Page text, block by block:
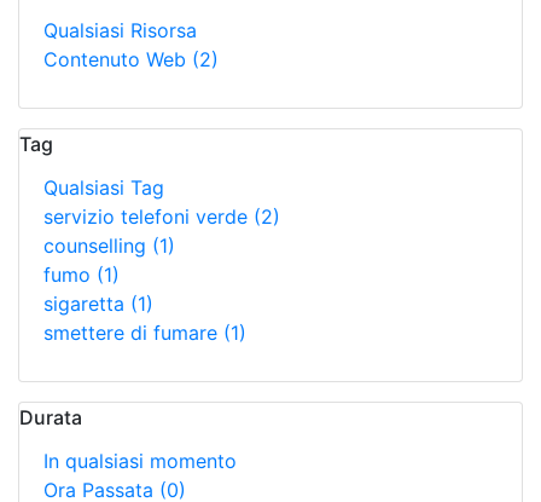
Qualsiasi Risorsa
Contenuto Web (2)
Tag
Qualsiasi Tag
servizio telefoni verde (2)
counselling (1)
fumo (1)
sigaretta (1)
smettere di fumare (1)
Durata
In qualsiasi momento
Ora Passata (0)